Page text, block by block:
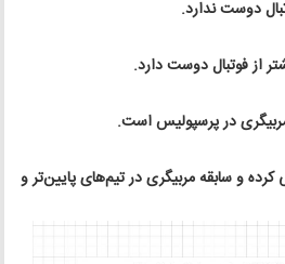
دوست ندارد.
از فوتبال دوست دارد.
در پرسپولیس است.
و سابقه مربیگری در تیم‌های پایین‌تر و